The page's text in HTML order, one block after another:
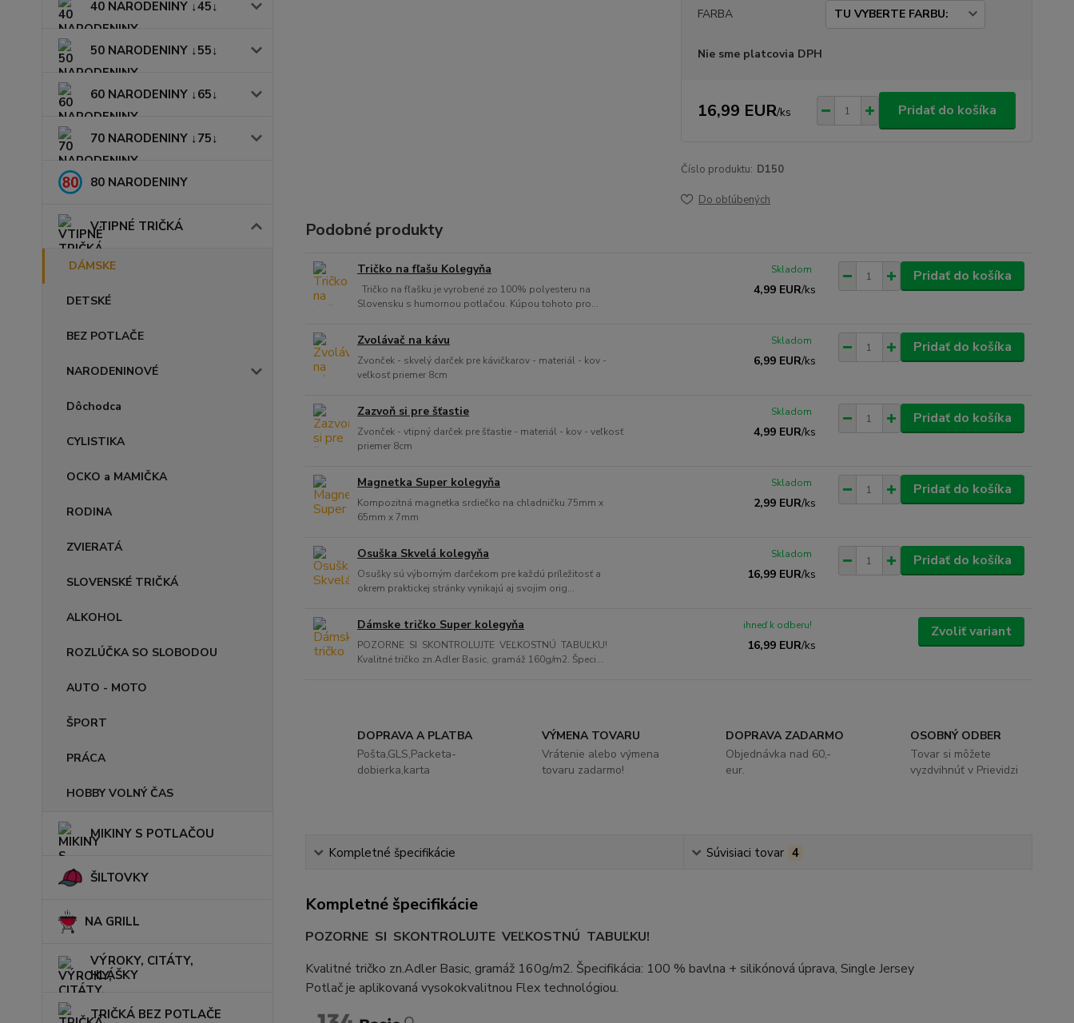
40 NARODENINY ↓45↓
50 NARODENINY ↓55↓
60 NARODENINY ↓65↓
70 NARODENINY ↓75↓
80 NARODENINY
VTIPNÉ TRIČKÁ
DÁMSKE
DETSKÉ
BEZ POTLAČE
NARODENINOVÉ
Dôchodca
CYLISTIKA
OCKO a MAMIČKA
RODINA
ZVIERATÁ
SLOVENSKÉ TRIČKÁ
ALKOHOL
ROZLÚČKA SO SLOBODOU
AUTO - MOTO
ŠPORT
PRÁCA
HOBBY VOLNÝ ČAS
MIKINY S POTLAČOU
ŠILTOVKY
NA GRILL
VÝROKY, CITÁTY,
HLÁŠKY
TRIČKÁ BEZ POTLAČE
FARBA
Nie sme platcovia DPH
16,99 EUR/ks Pridať do košíka
Číslo produktu: D150
Do obľúbených
Podobné produkty
Tričko na fľašu Kolegyňa
Tričko na fľašku je vyrobené zo 100% polyesteru na
Slovensku s humornou potlačou. Kúpou tohoto pro...
4,99 EUR/ks
Skladom Pridať do košíka
Zvolávač na kávu
Zvonček - skvelý darček pre kávičkarov - materiál - kov -
veľkosť priemer 8cm
6,99 EUR/ks
Skladom Pridať do košíka
Zazvoň si pre šťastie
Zvonček - vtipný darček pre šťastie - materiál - kov - veľkosť
priemer 8cm
4,99 EUR/ks
Skladom Pridať do košíka
Magnetka Super kolegyňa
Kompozitná magnetka srdiečko na chladničku 75mm x
65mm x 7mm
2,99 EUR/ks
Skladom Pridať do košíka
Osuška Skvelá kolegyňa
Osušky sú výborným darčekom pre každú príležitosť a
okrem praktickej stránky vynikajú aj svojim orig...
16,99 EUR/ks
Skladom Pridať do košíka
Dámske tričko Super kolegyňa
POZORNE SI SKONTROLUJTE VEĽKOSTNÚ TABUĽKU!
Kvalitné tričko zn.Adler Basic, gramáž 160g/m2. Špeci...
16,99 EUR/ks
ihneď k odberu! Zvoliť variant
DOPRAVA A PLATBA
Pošta,GLS,Packeta-
dobierka,karta
VÝMENA TOVARU
Vrátenie alebo výmena
tovaru zadarmo!
DOPRAVA ZADARMO
Objednávka nad 60,-
eur.
OSOBNÝ ODBER
Tovar si môžete
vyzdvihnúť v Prievidzi
Kompletné špecifikácie Súvisiaci tovar 4
Kompletné špecifikácie
POZORNE SI SKONTROLUJTE VEĽKOSTNÚ TABUĽKU!
Kvalitné tričko zn.Adler Basic, gramáž 160g/m2. Špecifikácia: 100 % bavlna + silikónová úprava, Single Jersey
Potlač je aplikovaná vysokokvalitnou Flex technológiou.